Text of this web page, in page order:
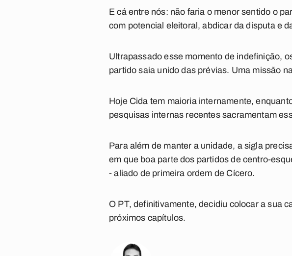
E cá entre nós: não faria o menor sentido o
com potencial eleitoral, abdicar da disputa e
Ultrapassado esse momento de indefinição,
partido saia unido das prévias. Uma missão
Hoje Cida tem maioria internamente,
pesquisas internas recentes sacramentam
Para além de manter a unidade, a sigla
em que boa parte dos partidos de centro-
- aliado de primeira ordem de Cícero.
O PT, definitivamente, decidiu colocar a sua
próximos capítulos.